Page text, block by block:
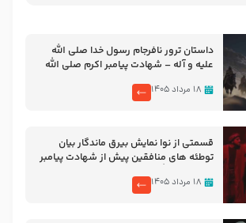
‌‌‌‌‌‌‌داستان ترور نافرجام رسول خدا صلی الله
علیه و آله – شهادت پیامبر اکرم صلی الله
۱۸ مرداد ۱۴۰۵
قسمتی از نوا نمایش بیرق ماندگار بیان
توطئه های منافقین پیش از شهادت پیامبر
۱۸ مرداد ۱۴۰۵